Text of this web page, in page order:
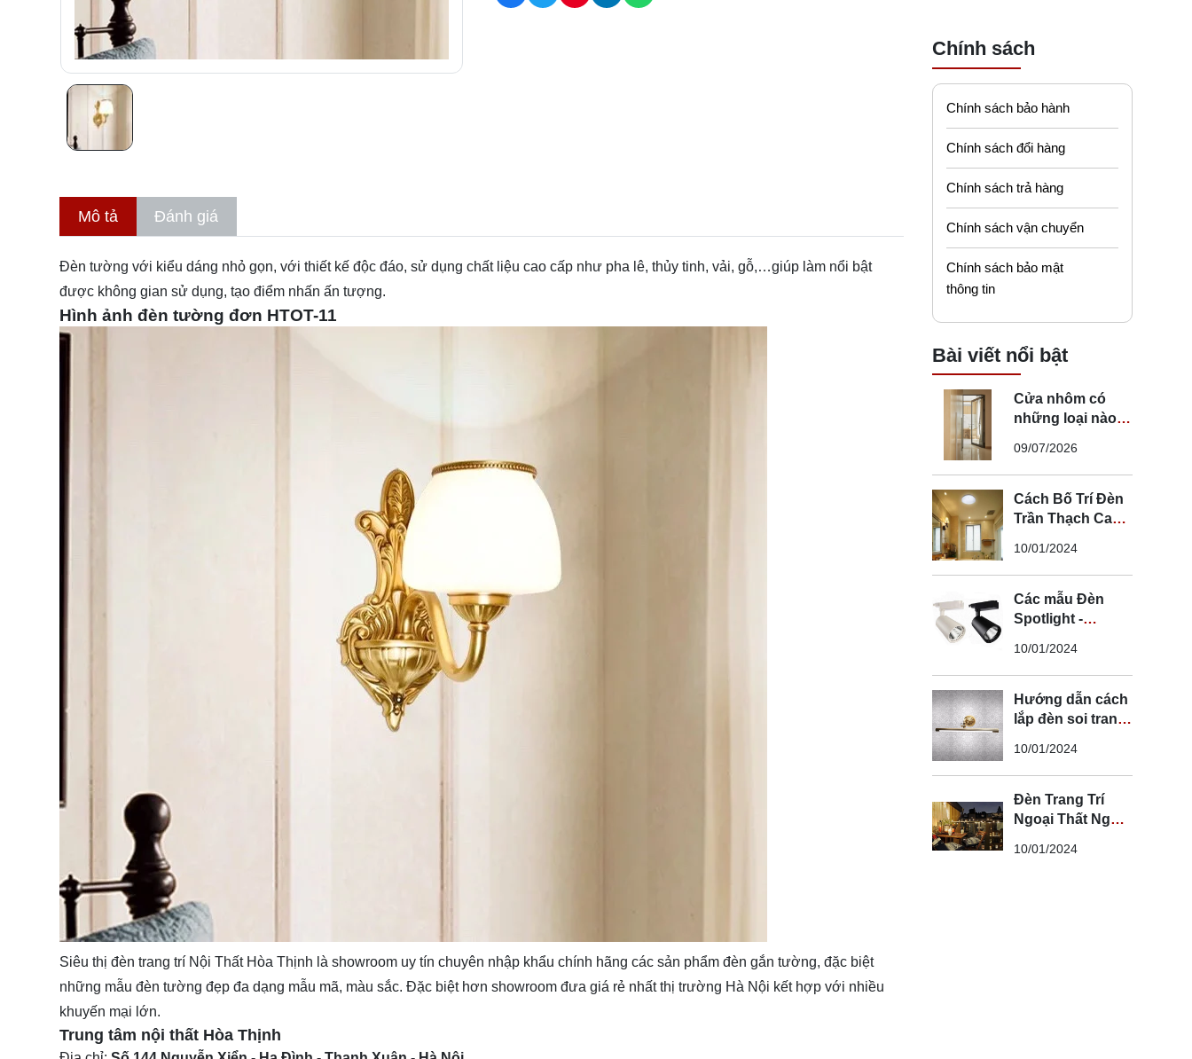
Mô tả Đánh giá
Đèn tường với kiểu dáng nhỏ gọn, với thiết kế độc đáo, sử dụng chất liệu cao cấp như pha lê, thủy tinh, vải, gỗ,…giúp làm nổi bật
được không gian sử dụng, tạo điểm nhấn ấn tượng.
Hình ảnh đèn tường đơn HTOT-11
Siêu thị đèn trang trí Nội Thất Hòa Thịnh là showroom uy tín chuyên nhập khẩu chính hãng các sản phẩm đèn gắn tường, đặc biệt
những mẫu đèn tường đẹp đa dạng mẫu mã, màu sắc. Đặc biệt hơn showroom đưa giá rẻ nhất thị trường Hà Nội kết hợp với nhiều
khuyến mại lớn.
Trung tâm nội thất Hòa Thịnh
Chính sách
Chính sách bảo hành
Chính sách đổi hàng
Chính sách trả hàng
Chính sách vận chuyển
Chính sách bảo mật
thông tin
Bài viết nổi bật
Cửa nhôm có
những loại nào?
nhôm phù hợp
09/07/2026
Cách Bố Trí Đèn
Trần Thạch Cao
Lắp Đèn Trần
Thạch Cao
10/01/2024
Các mẫu Đèn
Spotlight -
- Spotlight rọi ray
10/01/2024
Hướng dẫn cách
lắp đèn soi tranh
an toàn
10/01/2024
Đèn Trang Trí
Ngoại Thất Ngoài
Thất Trang Trí
10/01/2024